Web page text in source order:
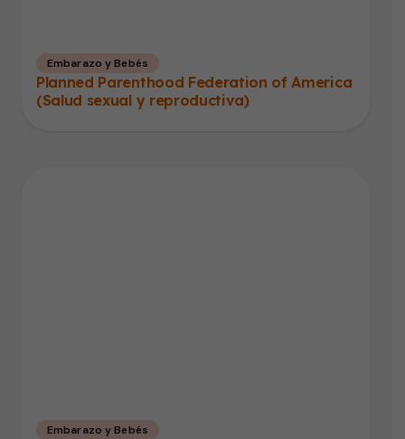
Embarazo y Bebés
Planned Parenthood Federation of America
(Salud sexual y reproductiva)
Embarazo y Bebés